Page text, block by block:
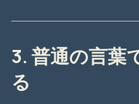
3. 普通の言葉
る